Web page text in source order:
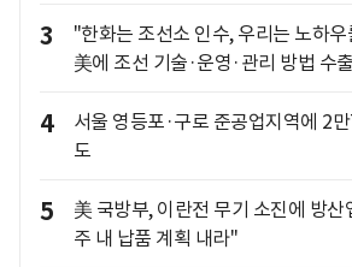
3
"한화는 조선소 인수, 우리는 노하
美에 조선 기술·운영·관리 방법 수출
4
서울 영등포·구로 준공업지역에 2
도
5
美 국방부, 이란전 무기 소진에 방
주 내 납품 계획 내라"